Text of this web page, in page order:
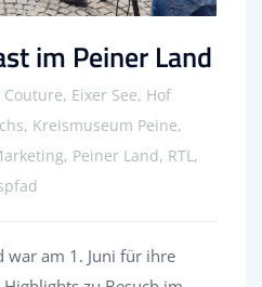
im Peiner Land
Couture, Eixer See, Hof
Kreismuseum Peine,
Peiner Land, RTL,
war am 1. Juni für ihre